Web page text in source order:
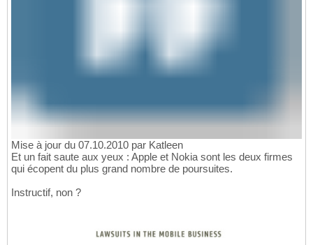
Mise à jour du 07.10.2010 par Katleen
Et un fait saute aux yeux : Apple et Nokia sont les deux firmes
qui écopent du plus grand nombre de poursuites.
Instructif, non ?